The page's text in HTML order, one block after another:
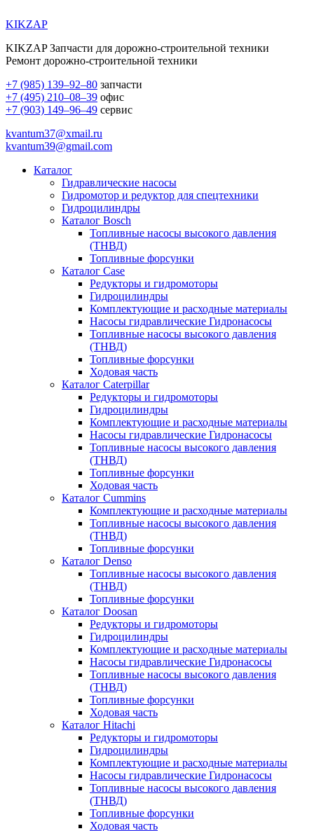
KIKZAP
KIKZAP Запчасти для дорожно-строительной техники
Ремонт дорожно-строительной техники
+7 (985) 139–92–80 запчасти
+7 (495) 210–08–39 офис
+7 (903) 149–96–49 сервис
kvantum37@xmail.ru
kvantum39@gmail.com
Каталог
Гидравлические насосы
Гидромотор и редуктор для спецтехники
Гидроцилиндры
Каталог Bosch
Топливные насосы высокого давления
(ТНВД)
Топливные форсунки
Каталог Case
Редукторы и гидромоторы
Гидроцилиндры
Комплектующие и расходные материалы
Насосы гидравлические Гидронасосы
Топливные насосы высокого давления
(ТНВД)
Топливные форсунки
Ходовая часть
Каталог Caterpillar
Редукторы и гидромоторы
Гидроцилиндры
Комплектующие и расходные материалы
Насосы гидравлические Гидронасосы
Топливные насосы высокого давления
(ТНВД)
Топливные форсунки
Ходовая часть
Каталог Cummins
Комплектующие и расходные материалы
Топливные насосы высокого давления
(ТНВД)
Топливные форсунки
Каталог Denso
Топливные насосы высокого давления
(ТНВД)
Топливные форсунки
Каталог Doosan
Редукторы и гидромоторы
Гидроцилиндры
Комплектующие и расходные материалы
Насосы гидравлические Гидронасосы
Топливные насосы высокого давления
(ТНВД)
Топливные форсунки
Ходовая часть
Каталог Hitachi
Редукторы и гидромоторы
Гидроцилиндры
Комплектующие и расходные материалы
Насосы гидравлические Гидронасосы
Топливные насосы высокого давления
(ТНВД)
Топливные форсунки
Ходовая часть